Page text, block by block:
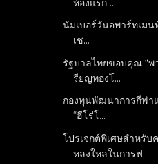
นัมเบอร์วันอพาร์ทเมน
เช...
รัฐบาลไทยขอบคุณ “
รียญทองโ...
กองทุนพัฒนาการกีฬา
“ฮีโร่โ...
โปรเจกต์พิเศษสำหรับ
หลงใหลในการฟ...